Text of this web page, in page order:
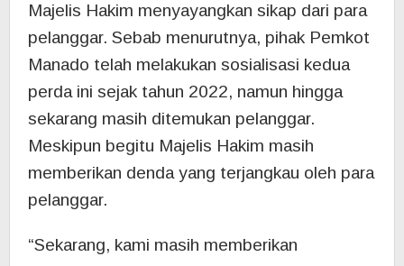
Majelis Hakim menyayangkan sikap dari para
pelanggar. Sebab menurutnya, pihak Pemkot
Manado telah melakukan sosialisasi kedua
perda ini sejak tahun 2022, namun hingga
sekarang masih ditemukan pelanggar.
Meskipun begitu Majelis Hakim masih
memberikan denda yang terjangkau oleh para
pelanggar.
“Sekarang, kami masih memberikan